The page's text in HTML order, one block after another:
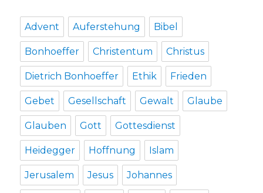
Advent Auferstehung Bibel
Bonhoeffer Christentum Christus
Dietrich Bonhoeffer Ethik Frieden
Gebet Gesellschaft Gewalt Glaube
Glauben Gott Gottesdienst
Heidegger Hoffnung Islam
Jerusalem Jesus Johannes